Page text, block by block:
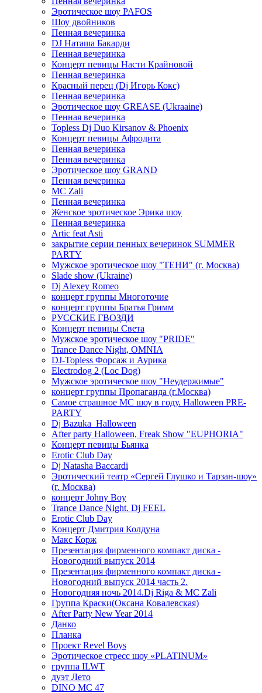
Эротическое шоу PAFOS
Шоу двойников
Пенная вечеринка
DJ Наташа Бакарди
Пенная вечеринка
Концерт певицы Насти Крайновой
Пенная вечеринка
Красный перец (Dj Игорь Кокс)
Пенная вечеринка
Эротическое шоу GREASE (Ukraaine)
Пенная вечеринка
Topless Dj Duo Kirsanov & Phoenix
Концерт певицы Афродита
Пенная вечеринка
Пенная вечеринка
Эротическое шоу GRAND
Пенная вечеринка
MC Zali
Пенная вечеринка
Женское эротическое Эрика шоу
Пенная вечеринка
Artic feat Asti
закрытие серии пенных вечеринок SUMMER
PARTY
Мужское эротическое шоу "ТЕНИ" (г. Москва)
Slade show (Ukraine)
Dj Alexey Romeo
концерт группы Многоточие
концерт группы Братья Гримм
РУССКИЕ ГВОЗДИ
Концерт певицы Света
Мужское эротическое шоу "PRIDE"
Trance Dance Night, OMNIA
DJ-Topless Форсаж и Аурика
Electrodog 2 (Loc Dog)
Мужское эротическое шоу "Неудержимые"
концерт группы Пропаганда (г.Москва)
Самое страшное МС шоу в году. Halloween PRE-
PARTY
Dj Bazuka_Halloween
After party Halloween, Freak Show "EUPHORIA"
Концерт певицы Бьянка
Erotic Club Day
Dj Natasha Baccardi
Эротический театр «Сергей Глушко и Тарзан-шоу»
(г. Москва)
концерт Johny Boy
Trance Dance Night. Dj FEEL
Erotic Club Day
Концерт Дмитрия Колдуна
Макс Корж
Презентация фирменного компакт диска -
Новогодний выпуск 2014
Презентация фирменного компакт диска -
Новогодний выпуск 2014 часть 2.
Новогодняя ночь 2014.Dj Riga & MC Zali
Группа Краски(Оксана Ковалевская)
After Party New Year 2014
Данко
Планка
Проект Revel Boys
Эротическое стресс шоу «PLATINUM»
группа ILWT
дуэт Лето
DINO MC 47